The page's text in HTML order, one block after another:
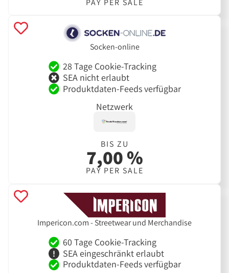
PAY PER SALE
Socken-online
28 Tage Cookie-Tracking
SEA nicht erlaubt
Produktdaten-Feeds verfügbar
Netzwerk
BIS ZU
7,00 %
PAY PER SALE
Impericon.com - Streetwear und Merchandise
60 Tage Cookie-Tracking
SEA eingeschränkt erlaubt
Produktdaten-Feeds verfügbar